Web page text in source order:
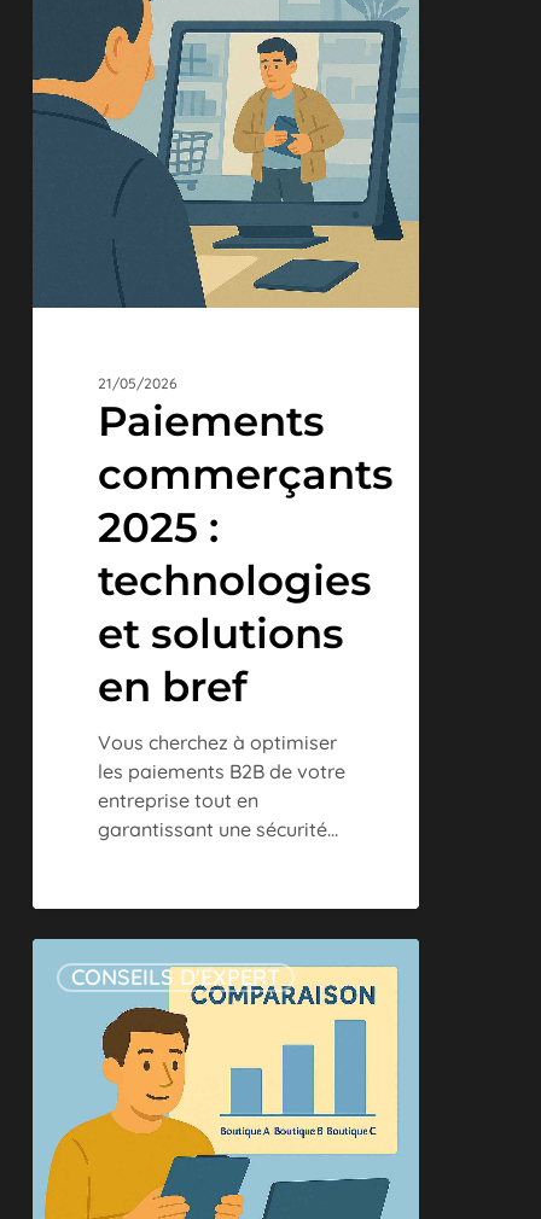
technologies
et
solutions
21/05/2026
Paiements
commerçants
2025 :
technologies
et solutions
en bref
Vous cherchez à optimiser
les paiements B2B de votre
entreprise tout en
garantissant une sécurité…
boutiques
comparez
performances
vos
magasins
CONSEILS D'EXPERT